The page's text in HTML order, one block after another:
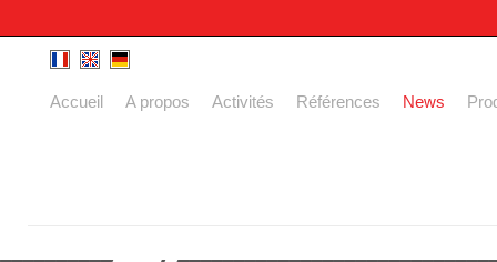
Accueil A propos Activités Références News